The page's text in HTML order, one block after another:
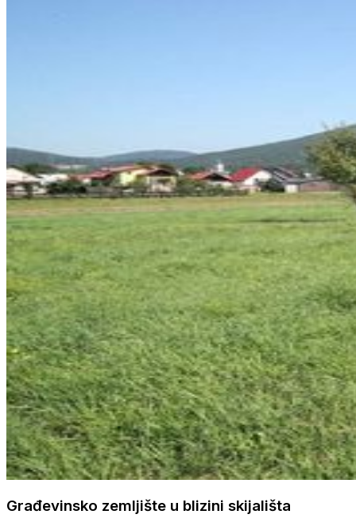
Građevinsko zemljište u blizini skijališta